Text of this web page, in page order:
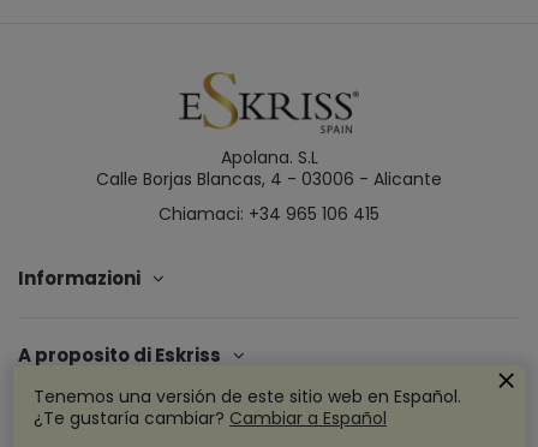
Apolana. S.L
Calle Borjas Blancas, 4 - 03006 - Alicante
Chiamaci: +34 965 106 415
Informazioni
A proposito di Eskriss
Tenemos una versión de este sitio web en Español.
¿Te gustaría cambiar? Cambiar a Español